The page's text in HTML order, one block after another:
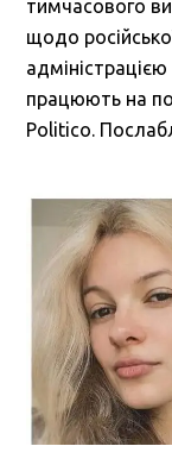
тимчасового
щодо
працюють на
Politico.